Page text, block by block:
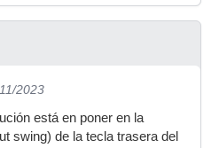
2023
está en poner en la
swing) de la tecla trasera del